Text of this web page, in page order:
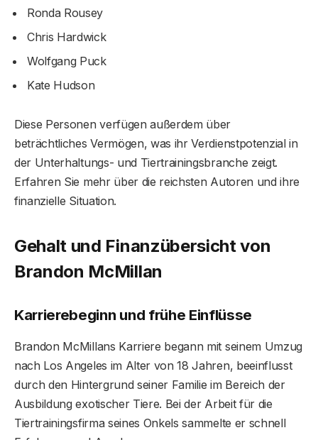
Ronda Rousey
Chris Hardwick
Wolfgang Puck
Kate Hudson
Diese Personen verfügen außerdem über
beträchtliches Vermögen, was ihr Verdienstpotenzial in
der Unterhaltungs- und Tiertrainingsbranche zeigt.
Erfahren Sie mehr über die reichsten Autoren und ihre
finanzielle Situation.
Gehalt und Finanzübersicht von
Brandon McMillan
Karrierebeginn und frühe Einflüsse
Brandon McMillans Karriere begann mit seinem Umzug
nach Los Angeles im Alter von 18 Jahren, beeinflusst
durch den Hintergrund seiner Familie im Bereich der
Ausbildung exotischer Tiere. Bei der Arbeit für die
Tiertrainingsfirma seines Onkels sammelte er schnell